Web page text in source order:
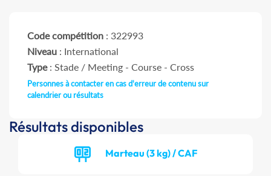
Code compétition : 322993
Niveau : International
Type: Stade / Meeting - Course - Cross
Personnes à contacter en cas d'erreur de contenu sur
calendrier ou résultats
Résultats disponibles
Marteau (3 kg) / CAF